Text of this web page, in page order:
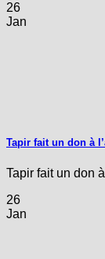
26
Jan
Tapir fait un don à
Tapir fait un don
26
Jan